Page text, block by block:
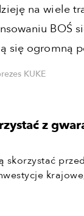
na wiele
BOŚ
się ogromną
KUKE
z
skorzystać